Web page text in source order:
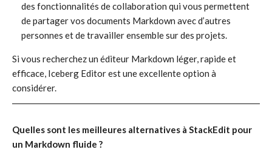
des fonctionnalités de collaboration qui vous permettent
de partager vos documents Markdown avec d’autres
personnes et de travailler ensemble sur des projets.
Si vous recherchez un éditeur Markdown léger, rapide et
efficace, Iceberg Editor est une excellente option à
considérer.
Quelles sont les meilleures alternatives à StackEdit pour
un Markdown fluide ?